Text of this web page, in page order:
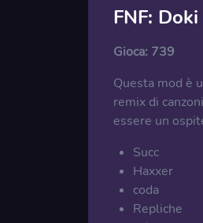
FNF:
Gioca: 739
Questa mod è
remix di
essere un
Succ
Haxxer
coda
Repliche